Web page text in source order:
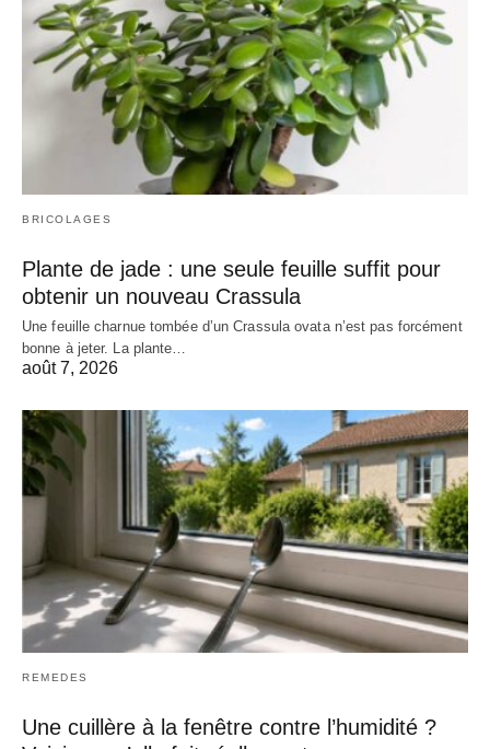
BRICOLAGES
Plante de jade : une seule feuille suffit pour
obtenir un nouveau Crassula
Une feuille charnue tombée d’un Crassula ovata n’est pas forcément
bonne à jeter. La plante…
août 7, 2026
REMEDES
Une cuillère à la fenêtre contre l’humidité ?